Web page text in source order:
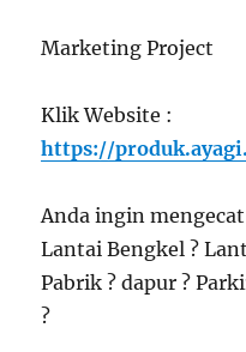
Marketing Project
Klik Website :
https://
Anda ingin
Lantai Bengkel ?
Pabrik ? dapur ?
?